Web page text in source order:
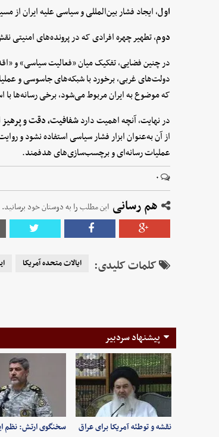
اول، ایجاد فشار بین‌المللی و سیاسی علیه ایران از
دوم، تطهیر چهره افرادی که در پرونده‌های امنیتی
در چنین فضایی، تفکیک میان «فعالیت سیاسی» و
دولت‌های غربی، برخورد با شبکه‌های جاسوسی و
که موضوع به ایران مربوط می‌شود، برخی رسانه‌ها
در نهایت، آنچه اهمیت داردشفافیت، دقت و
از آن به‌عنوان ابزار فشار سیاسی استفاده نشود و
عملیات رسانه‌ای و برچسب‌سازی‌های هدفمند.
۰
هم رسانی این مطلب را به دوستان خود برسانید.
کلمات کلیدی: ایالات متحده آمریکا
پیشنهاد سردبیر
نقشه و توطئه آمریکا برای عراق
سخنگوی ارتش: نظم